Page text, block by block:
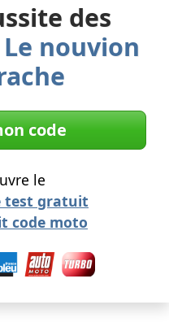
des
Le nouvion
code
le
test gratuit
code moto